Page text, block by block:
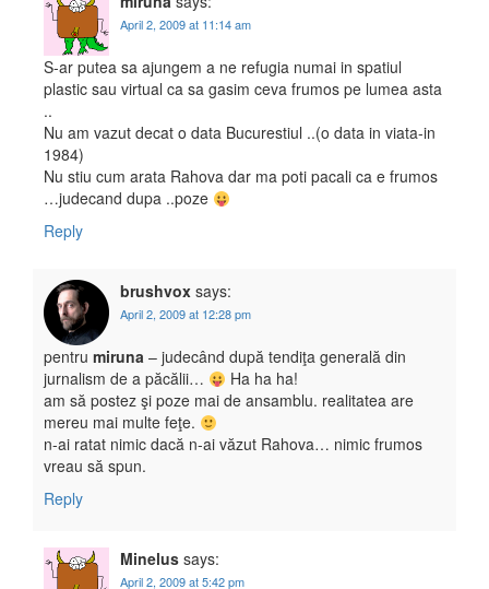
April 2, 2009 at 11:14 am
S-ar putea sa ajungem a ne refugia numai in spatiul
plastic sau virtual ca sa gasim ceva frumos pe lumea asta
..
Nu am vazut decat o data Bucurestiul ..(o data in viata-in
1984)
Nu stiu cum arata Rahova dar ma poti pacali ca e frumos
…judecand dupa ..poze
Reply
brushvox says:
April 2, 2009 at 12:28 pm
pentru miruna – judecând după tendiţa generală din
jurnalism de a păcălii…
Ha ha ha!
am să postez şi poze mai de ansamblu. realitatea are
mereu mai multe feţe.
n-ai ratat nimic dacă n-ai văzut Rahova… nimic frumos
vreau să spun.
Reply
Minelus says:
April 2, 2009 at 5:42 pm